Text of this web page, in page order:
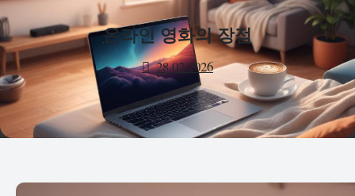
온라인 영화의 장점
28.02.2026